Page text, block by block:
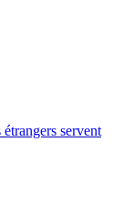
servent